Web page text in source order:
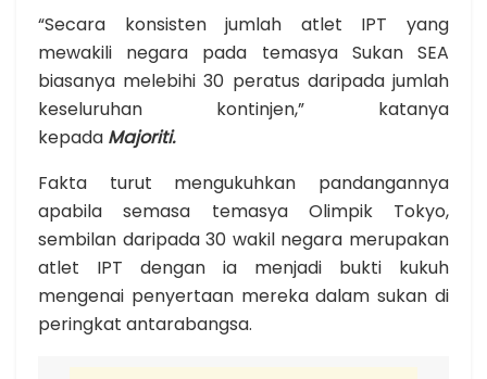
“Secara konsisten jumlah atlet IPT yang
mewakili negara pada temasya Sukan SEA
biasanya melebihi 30 peratus daripada jumlah
keseluruhan kontinjen,” katanya
kepada Majoriti.
Fakta turut mengukuhkan pandangannya
apabila semasa temasya Olimpik Tokyo,
sembilan daripada 30 wakil negara merupakan
atlet IPT dengan ia menjadi bukti kukuh
mengenai penyertaan mereka dalam sukan di
peringkat antarabangsa.